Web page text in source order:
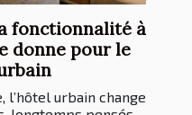
fonctionnalité à
donne pour le
l’hôtel urbain change